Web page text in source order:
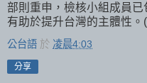
部則重申，檢核小組成員
有助於提升台灣的主體性
公台語 於 凌晨4:03
分享